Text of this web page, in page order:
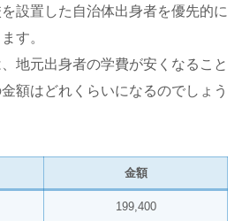
設置した自治体出身者を優先的に
す。
地元出身者の学費が安くなること
額はどれくらいになるのでしょう
金額
199,400